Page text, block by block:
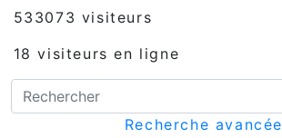
533073 visiteurs
18 visiteurs en ligne
Recherche avancée